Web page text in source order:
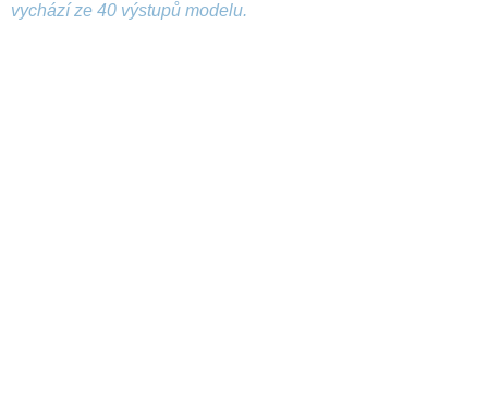
vychází ze 40 výstupů modelu.